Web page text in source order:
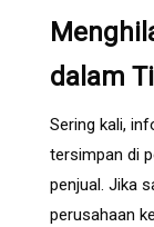
dalam
Sering kali,
tersimpan di
penjual. Jika
perusahaan